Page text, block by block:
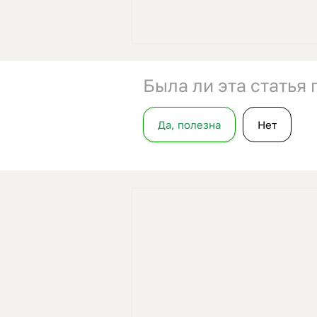
Была ли эта статья
Да, полезна Нет